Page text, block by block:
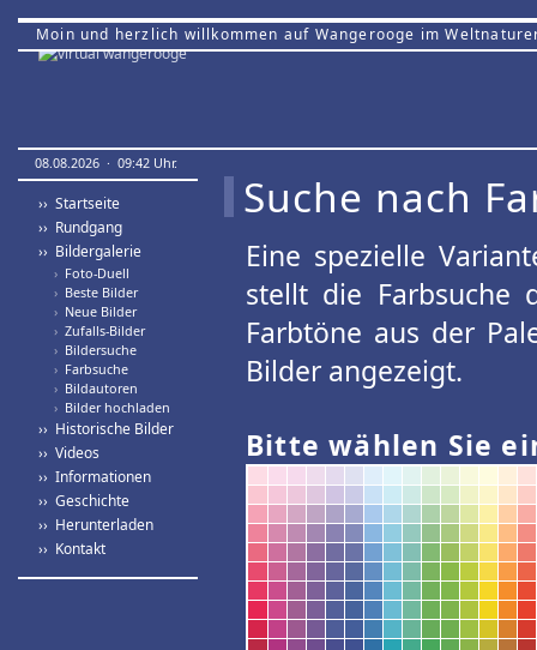
Moin und herzlich willkommen auf Wangerooge im
08.08.2026 · 09:42 Uhr.
›› Startseite
›› Rundgang
›› Bildergalerie
› Foto-Duell
› Beste Bilder
› Neue Bilder
› Zufalls-Bilder
› Bildersuche
› Farbsuche
› Bildautoren
› Bilder hochladen
›› Historische Bilder
›› Videos
›› Informationen
›› Geschichte
›› Herunterladen
›› Kontakt
Suche nach
Eine spezielle
stellt die Farbsuche
Farbtöne aus der
Bilder angezeigt.
Bitte wählen Sie